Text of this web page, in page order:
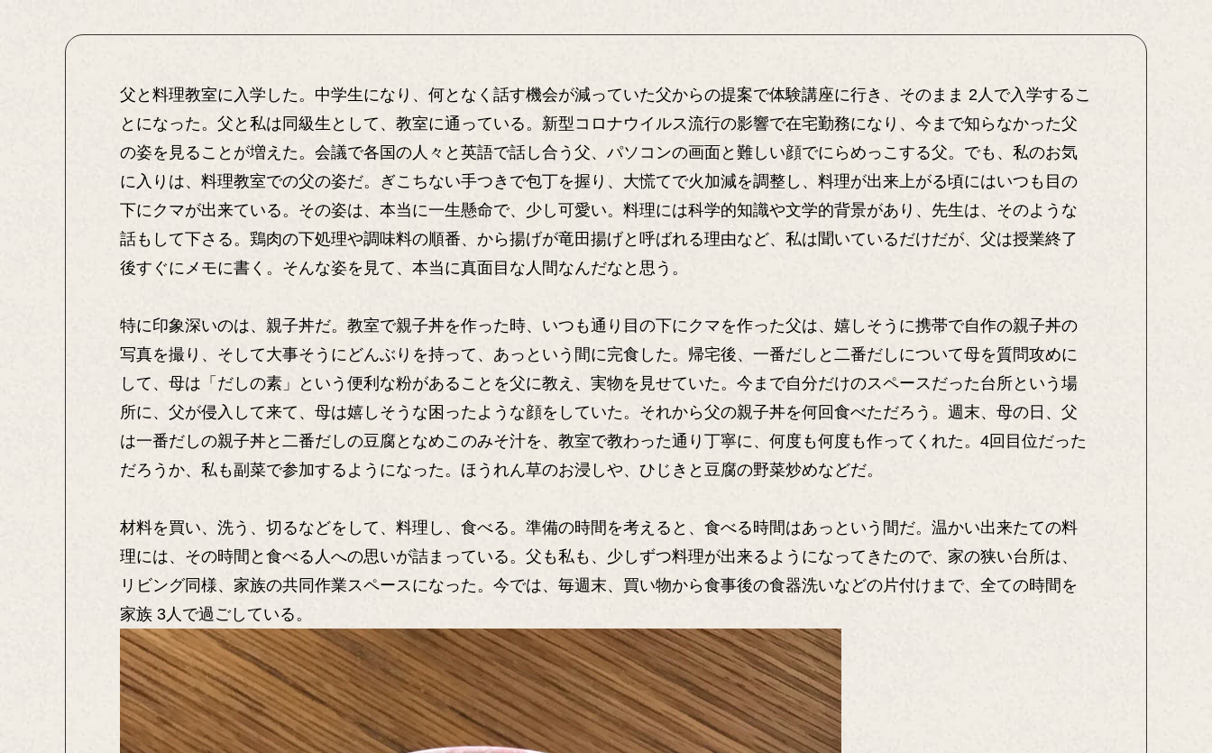
父と料理教室に入学した。中学生になり、何となく話す機会が減っていた父からの提案で体験講座に行き、そのまま 2人で入学するこ
とになった。父と私は同級生として、教室に通っている。新型コロナウイルス流行の影響で在宅勤務になり、今まで知らなかった父
の姿を見ることが増えた。会議で各国の人々と英語で話し合う父、パソコンの画面と難しい顔でにらめっこする父。でも、私のお気
に入りは、料理教室での父の姿だ。ぎこちない手つきで包丁を握り、大慌てで火加減を調整し、料理が出来上がる頃にはいつも目の
下にクマが出来ている。その姿は、本当に一生懸命で、少し可愛い。料理には科学的知識や文学的背景があり、先生は、そのような
話もして下さる。鶏肉の下処理や調味料の順番、から揚げが竜田揚げと呼ばれる理由など、私は聞いているだけだが、父は授業終了
後すぐにメモに書く。そんな姿を見て、本当に真面目な人間なんだなと思う。
特に印象深いのは、親子丼だ。教室で親子丼を作った時、いつも通り目の下にクマを作った父は、嬉しそうに携帯で自作の親子丼の
写真を撮り、そして大事そうにどんぶりを持って、あっという間に完食した。帰宅後、一番だしと二番だしについて母を質問攻めに
して、母は「だしの素」という便利な粉があることを父に教え、実物を見せていた。今まで自分だけのスペースだった台所という場
所に、父が侵入して来て、母は嬉しそうな困ったような顔をしていた。それから父の親子丼を何回食べただろう。週末、母の日、父
は一番だしの親子丼と二番だしの豆腐となめこのみそ汁を、教室で教わった通り丁寧に、何度も何度も作ってくれた。4回目位だった
だろうか、私も副菜で参加するようになった。ほうれん草のお浸しや、ひじきと豆腐の野菜炒めなどだ。
材料を買い、洗う、切るなどをして、料理し、食べる。準備の時間を考えると、食べる時間はあっという間だ。温かい出来たての料
理には、その時間と食べる人への思いが詰まっている。父も私も、少しずつ料理が出来るようになってきたので、家の狭い台所は、
リビング同様、家族の共同作業スペースになった。今では、毎週末、買い物から食事後の食器洗いなどの片付けまで、全ての時間を
家族 3人で過ごしている。